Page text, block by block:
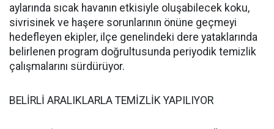
aylarında sıcak havanın etkisiyle oluşabilecek koku,
sivrisinek ve haşere sorunlarının önüne geçmeyi
hedefleyen ekipler, ilçe genelindeki dere yataklarında
belirlenen program doğrultusunda periyodik temizlik
çalışmalarını sürdürüyor.
BELİRLİ ARALIKLARLA TEMİZLİK YAPILIYOR